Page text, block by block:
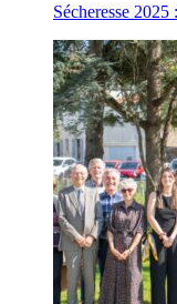
Sécheresse 2025